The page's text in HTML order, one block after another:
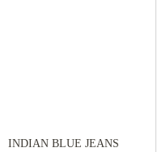
INDIAN BLUE JEANS